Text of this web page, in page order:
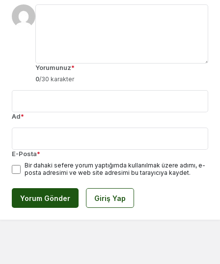
Yorumunuz*
0/30 karakter
Ad*
E-Posta*
Bir dahaki sefere yorum yaptığımda kullanılmak üzere adımı, e-
posta adresimi ve web site adresimi bu tarayıcıya kaydet.
Yorum Gönder Giriş Yap